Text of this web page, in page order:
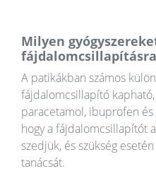
Milyen
A patikákban számos
fájdalomcsillapító
paracetamol, ibuprofen
hogy a fájdalomcsillapítót
szedjük, és szükség
tanácsát.